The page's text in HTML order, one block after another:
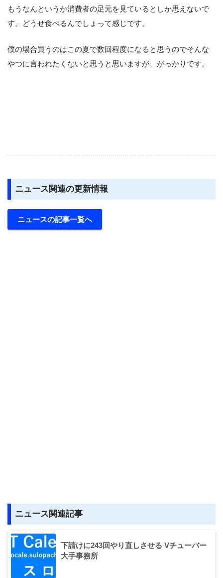
もうなんというか消費者の足元を見ているとしか思えないで
す。どうせ食べるんでしょって感じです。
僕の場合買うのはこの夏で数回程度になると思うのでそんな
やつに言われたくないと思うと思いますが、がっかりです。
ニュース関連の更新情報
ニュースの記事一覧へ
ニュース関連記事
下請けに243回やり直しさせる Vチューバー
大手事務所